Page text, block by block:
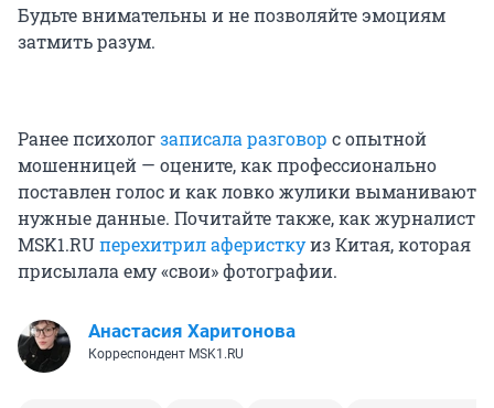
Будьте внимательны и не позволяйте эмоциям
затмить разум.
Ранее психологзаписала разговор с опытной
мошенницей — оцените, как профессионально
поставлен голос и как ловко жулики выманивают
нужные данные. Почитайте также, как журналист
MSK1.RUперехитрил аферисткуиз Китая, которая
присылала ему «свои» фотографии.
Анастасия Харитонова
Корреспондент MSK1.RU